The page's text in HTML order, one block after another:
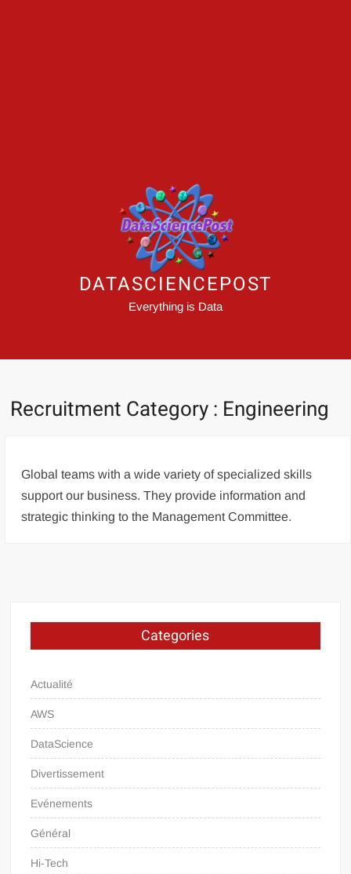
DATASCIENCEPOST
Everything is Data
Recruitment Category : Engineering
Global teams with a wide variety of specialized skills
support our business. They provide information and
strategic thinking to the Management Committee.
Categories
Actualité
AWS
DataScience
Divertissement
Evénements
Général
Hi-Tech